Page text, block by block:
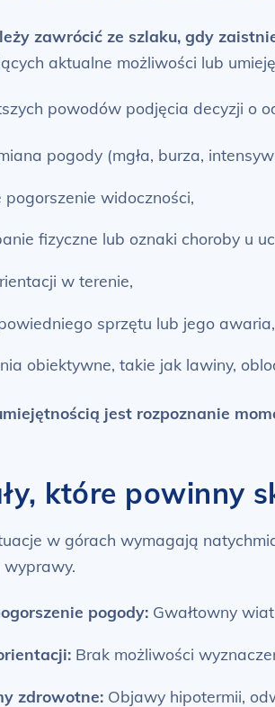
zawrócić ze szlaku, gdy
aktualne możliwości lub
powodów podjęcia decyzji o
pogody (mgła, burza,
pogorszenie widoczności,
fizyczne lub oznaki choroby u
w terenie,
sprzętu lub jego awaria,
obiektywne, takie jak lawiny,
jest rozpoznanie
które powinny
w górach wymagają
pogody: Gwałtowny
Brak możliwości
zdrowotne: Objawy hipotermii,